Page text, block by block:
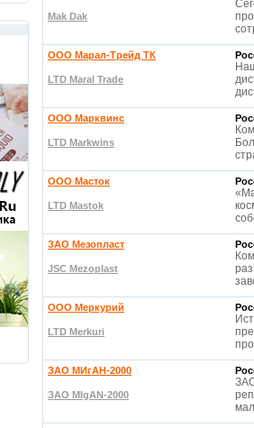
Mak Dak
OOO Марал-Трейд ТК
LTD Maral Trade
ООО Марквинс
LTD Markwins
OOO Масток
LTD Mastok
ЗАО Мезопласт
JSC Mezoplast
ООО Меркурий
LTD Merkuri
ЗАО МИгАН-2000
ЗАО MIgAN-2000